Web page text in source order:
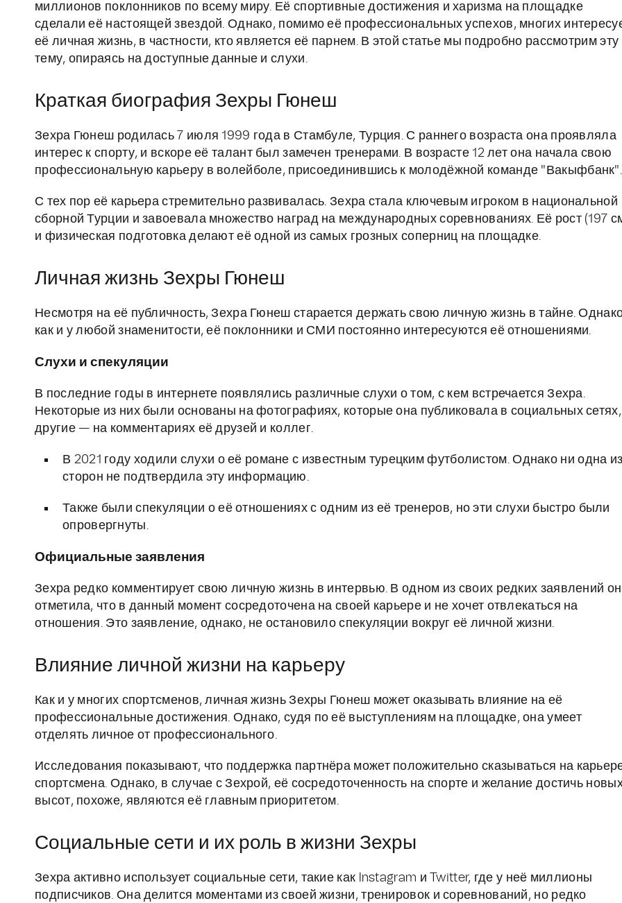
миллионов поклонников по всему миру. Её спортивные достижения и харизма на площадке
сделали её настоящей звездой. Однако, помимо её профессиональных успехов, многих
её личная жизнь, в частности, кто является её парнем. В этой статье мы подробно рассмотрим эту
тему, опираясь на доступные данные и слухи.
Краткая биография Зехры Гюнеш
Зехра Гюнеш родилась 7 июля 1999 года в Стамбуле, Турция. С раннего возраста она проявляла
интерес к спорту, и вскоре её талант был замечен тренерами. В возрасте 12 лет она начала свою
профессиональную карьеру в волейболе, присоединившись к молодёжной команде "Вакыфбанк".
С тех пор её карьера стремительно развивалась. Зехра стала ключевым игроком в национальной
сборной Турции и завоевала множество наград на международных соревнованиях. Её рост (197
и физическая подготовка делают её одной из самых грозных соперниц на площадке.
Личная жизнь Зехры Гюнеш
Несмотря на её публичность, Зехра Гюнеш старается держать свою личную жизнь в тайне.
как и у любой знаменитости, её поклонники и СМИ постоянно интересуются её отношениями.
Слухи и спекуляции
В последние годы в интернете появлялись различные слухи о том, с кем встречается Зехра.
Некоторые из них были основаны на фотографиях, которые она публиковала в социальных сетях,
другие — на комментариях её друзей и коллег.
В 2021 году ходили слухи о её романе с известным турецким футболистом. Однако ни одна
сторон не подтвердила эту информацию.
Также были спекуляции о её отношениях с одним из её тренеров, но эти слухи быстро были
опровергнуты.
Официальные заявления
Зехра редко комментирует свою личную жизнь в интервью. В одном из своих редких заявлений
отметила, что в данный момент сосредоточена на своей карьере и не хочет отвлекаться на
отношения. Это заявление, однако, не остановило спекуляции вокруг её личной жизни.
Влияние личной жизни на карьеру
Как и у многих спортсменов, личная жизнь Зехры Гюнеш может оказывать влияние на её
профессиональные достижения. Однако, судя по её выступлениям на площадке, она умеет
отделять личное от профессионального.
Исследования показывают, что поддержка партнёра может положительно сказываться на
спортсмена. Однако, в случае с Зехрой, её сосредоточенность на спорте и желание достичь
высот, похоже, являются её главным приоритетом.
Социальные сети и их роль в жизни Зехры
Зехра активно использует социальные сети, такие как Instagram и Twitter, где у неё миллионы
подписчиков. Она делится моментами из своей жизни, тренировок и соревнований, но редко